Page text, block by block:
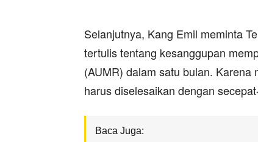
Selanjutnya, Kang Emil meminta
tertulis tentang kesanggupan
(AUMR) dalam satu bulan.
harus diselesaikan dengan
Baca Juga: